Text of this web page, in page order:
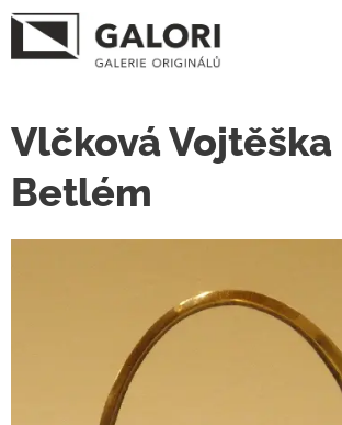
Vlčková Vojtěška
Betlém